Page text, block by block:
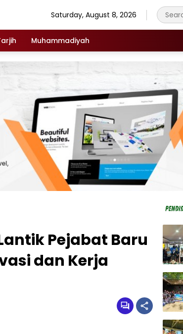
Saturday, August 8, 2026
Muhammadiyah
Pejabat Baru
dan Kerja